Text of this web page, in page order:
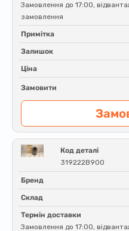
Замовлення до 17:00,
замовлення
Примітка
Залишок
Ціна
Замовити
Код деталі
319222B900
Бренд
Склад
Термін доставки
Замовлення до 17:00,